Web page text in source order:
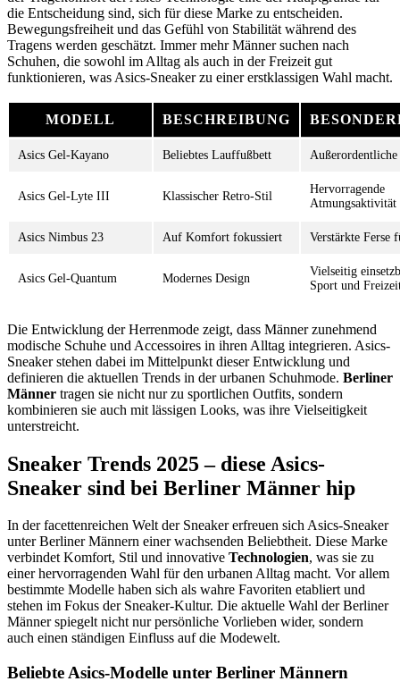
die Entscheidung sind, sich für diese Marke zu entscheiden.
Bewegungsfreiheit und das Gefühl von Stabilität während des
Tragens werden geschätzt. Immer mehr Männer suchen nach
Schuhen, die sowohl im Alltag als auch in der Freizeit gut
funktionieren, was Asics-Sneaker zu einer erstklassigen Wahl macht.
MODELL BESCHREIBUNG
Asics Gel-Kayano Beliebtes Lauffußbett
Asics Gel-Lyte III Klassischer Retro-Stil
Hervorragende
Atmungsaktivität
Asics Nimbus 23 Auf Komfort fokussiert Verstärkte Ferse
Asics Gel-Quantum Modernes Design
Vielseitig
Sport und
Die Entwicklung der Herrenmode zeigt, dass Männer zunehmend
modische Schuhe und Accessoires in ihren Alltag integrieren. Asics-
Sneaker stehen dabei im Mittelpunkt dieser Entwicklung und
definieren die aktuellen Trends in der urbanen Schuhmode. Berliner
Männer tragen sie nicht nur zu sportlichen Outfits, sondern
kombinieren sie auch mit lässigen Looks, was ihre Vielseitigkeit
unterstreicht.
Sneaker Trends 2025 – diese Asics-
Sneaker sind bei Berliner Männer hip
In der facettenreichen Welt der Sneaker erfreuen sich Asics-Sneaker
unter Berliner Männern einer wachsenden Beliebtheit. Diese Marke
verbindet Komfort, Stil und innovative Technologien, was sie zu
einer hervorragenden Wahl für den urbanen Alltag macht. Vor allem
bestimmte Modelle haben sich als wahre Favoriten etabliert und
stehen im Fokus der Sneaker-Kultur. Die aktuelle Wahl der Berliner
Männer spiegelt nicht nur persönliche Vorlieben wider, sondern
auch einen ständigen Einfluss auf die Modewelt.
Beliebte Asics-Modelle unter Berliner Männern